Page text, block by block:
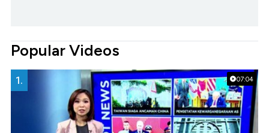
Popular Videos
07:04
1.